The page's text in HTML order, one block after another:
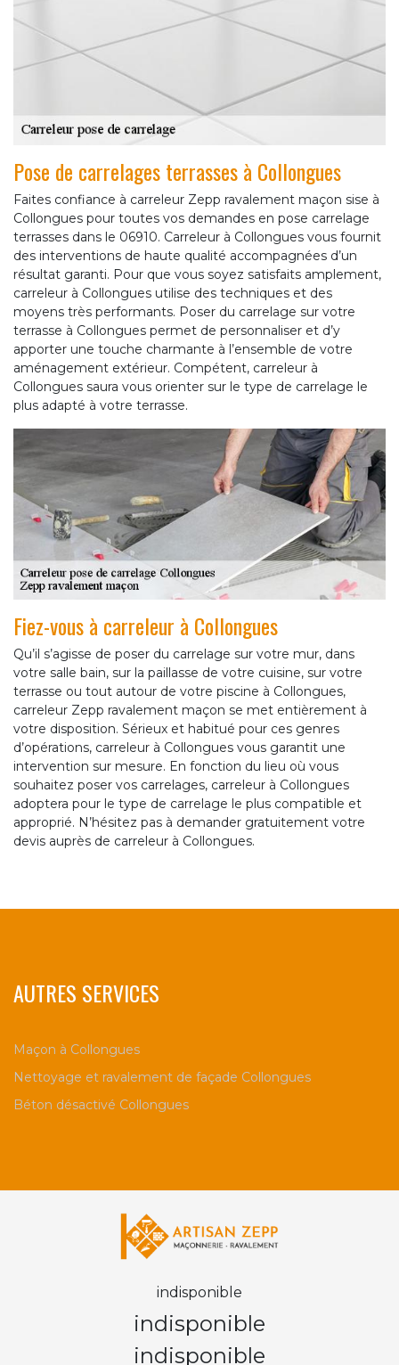
Pose de carrelages terrasses à Collongues
Faites confiance à carreleur Zepp ravalement maçon sise à
Collongues pour toutes vos demandes en pose carrelage
terrasses dans le 06910. Carreleur à Collongues vous fournit
des interventions de haute qualité accompagnées d’un
résultat garanti. Pour que vous soyez satisfaits amplement,
carreleur à Collongues utilise des techniques et des
moyens très performants. Poser du carrelage sur votre
terrasse à Collongues permet de personnaliser et d’y
apporter une touche charmante à l’ensemble de votre
aménagement extérieur. Compétent, carreleur à
Collongues saura vous orienter sur le type de carrelage le
plus adapté à votre terrasse.
Fiez-vous à carreleur à Collongues
Qu’il s’agisse de poser du carrelage sur votre mur, dans
votre salle bain, sur la paillasse de votre cuisine, sur votre
terrasse ou tout autour de votre piscine à Collongues,
carreleur Zepp ravalement maçon se met entièrement à
votre disposition. Sérieux et habitué pour ces genres
d’opérations, carreleur à Collongues vous garantit une
intervention sur mesure. En fonction du lieu où vous
souhaitez poser vos carrelages, carreleur à Collongues
adoptera pour le type de carrelage le plus compatible et
approprié. N’hésitez pas à demander gratuitement votre
devis auprès de carreleur à Collongues.
AUTRES SERVICES
Maçon à Collongues
Nettoyage et ravalement de façade Collongues
Béton désactivé Collongues
indisponible
indisponible
indisponible